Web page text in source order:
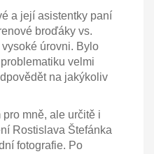
a její asistentky paní
broďáky vs.
úrovni. Bylo
velmi
na jakýkoliv
mně, ale určitě i
Rostislava Štefánka
fotografie. Po